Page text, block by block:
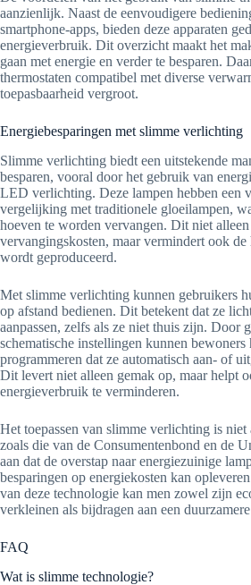
aanzienlijk. Naast de eenvoudigere
smartphone-apps, bieden deze apparaten
energieverbruik. Dit overzicht maakt het
gaan met energie en verder te besparen.
thermostaten compatibel met diverse
toepasbaarheid vergroot.
Energiebesparingen met slimme verlichting
Slimme verlichting biedt een uitstekende
besparen, vooral door het gebruik van
LED verlichting. Deze lampen hebben een
vergelijking met traditionele gloeilampen,
hoeven te worden vervangen. Dit niet alleen
vervangingskosten, maar vermindert ook
wordt geproduceerd.
Met slimme verlichting kunnen gebruikers
op afstand bedienen. Dit betekent dat ze
aanpassen, zelfs als ze niet thuis zijn. Door
schematische instellingen kunnen
programmeren dat ze automatisch aan- of
Dit levert niet alleen gemak op, maar helpt
energieverbruik te verminderen.
Het toepassen van slimme verlichting is niet
zoals die van de Consumentenbond en de
aan dat de overstap naar energiezuinige
besparingen op energiekosten kan
van deze technologie kan men zowel zijn
verkleinen als bijdragen aan een
FAQ
Wat is slimme technologie?